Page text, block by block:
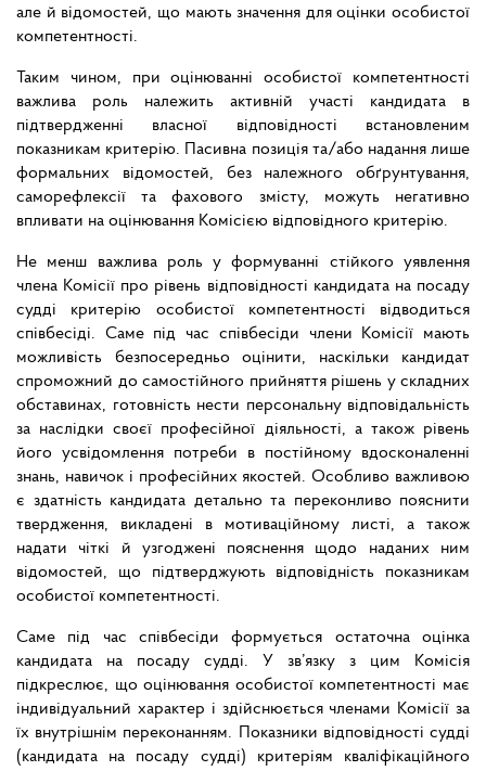
але й відомостей, що мають значення для оцінки особистої
компетентності.
Таким чином, при оцінюванні особистої компетентності
важлива роль належить активній участі кандидата в
підтвердженні власної відповідності встановленим
показникам критерію. Пасивна позиція та/або надання лише
формальних відомостей, без належного обґрунтування,
саморефлексії та фахового змісту, можуть негативно
впливати на оцінювання Комісією відповідного критерію.
Не менш важлива роль у формуванні стійкого уявлення
члена Комісії про рівень відповідності кандидата на посаду
судді критерію особистої компетентності відводиться
співбесіді. Саме під час співбесіди члени Комісії мають
можливість безпосередньо оцінити, наскільки кандидат
спроможний до самостійного прийняття рішень у складних
обставинах, готовність нести персональну відповідальність
за наслідки своєї професійної діяльності, а також рівень
його усвідомлення потреби в постійному вдосконаленні
знань, навичок і професійних якостей. Особливо важливою
є здатність кандидата детально та переконливо пояснити
твердження, викладені в мотиваційному листі, а також
надати чіткі й узгоджені пояснення щодо наданих ним
відомостей, що підтверджують відповідність показникам
особистої компетентності.
Саме під час співбесіди формується остаточна оцінка
кандидата на посаду судді. У зв’язку з цим Комісія
підкреслює, що оцінювання особистої компетентності має
індивідуальний характер і здійснюється членами Комісії за
їх внутрішнім переконанням. Показники відповідності судді
(кандидата на посаду судді) критеріям кваліфікаційного